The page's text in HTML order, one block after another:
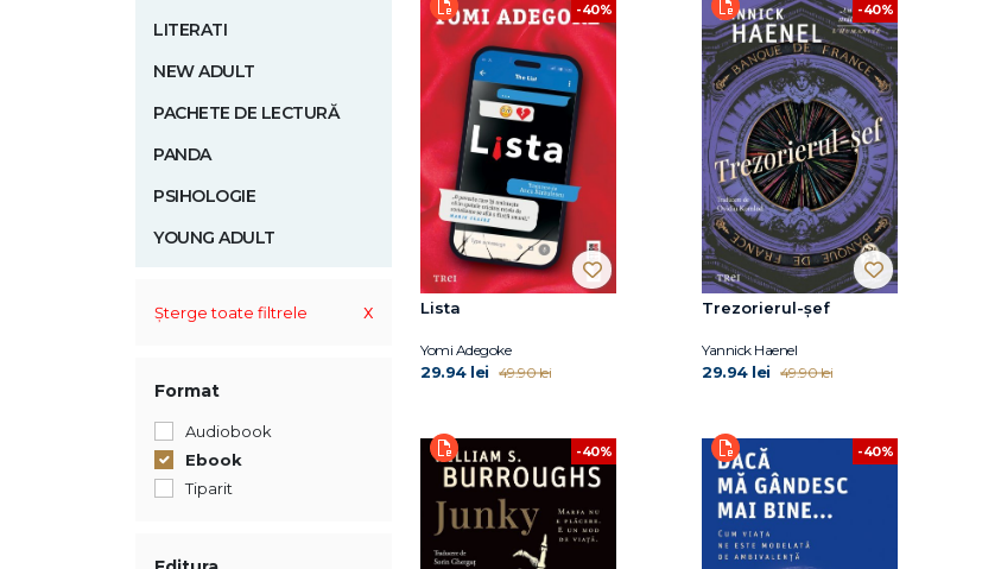
LITERATI
NEW ADULT
PACHETE DE LECTURĂ
PANDA
PSIHOLOGIE
YOUNG ADULT
Șterge toate filtrele x
Format
Audiobook
Ebook
Tiparit
-40%
Lista
Yomi Adegoke
29.94 lei 49.90 lei
-40%
Trezorierul-șef
Yannick Haenel
29.94 lei 49.90 lei
-40% -40%